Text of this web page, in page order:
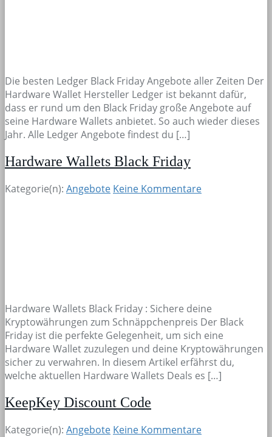
Die besten Ledger Black Friday Angebote aller Zeiten Der
Hardware Wallet Hersteller Ledger ist bekannt dafür,
dass er rund um den Black Friday große Angebote auf
seine Hardware Wallets anbietet. So auch wieder dieses
Jahr. Alle Ledger Angebote findest du […]
Hardware Wallets Black Friday
Kategorie(n): Angebote Keine Kommentare
Hardware Wallets Black Friday : Sichere deine
Kryptowährungen zum Schnäppchenpreis Der Black
Friday ist die perfekte Gelegenheit, um sich eine
Hardware Wallet zuzulegen und deine Kryptowährungen
sicher zu verwahren. In diesem Artikel erfährst du,
welche aktuellen Hardware Wallets Deals es […]
KeepKey Discount Code
Kategorie(n): Angebote Keine Kommentare